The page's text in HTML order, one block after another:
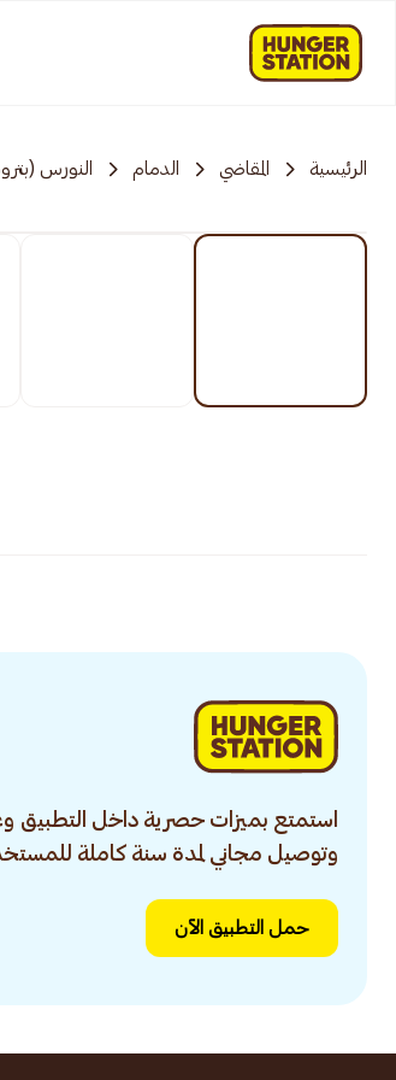
الرئيسية المقاضي الدمام النورس
استمتع بميزات حصرية داخل
وتوصيل مجاني لمدة سنة كاملة
حمل التطبيق الآن